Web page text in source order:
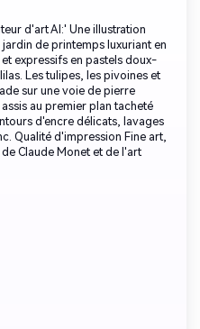
d'art AI:' Une illustration
de printemps luxuriant en
expressifs en pastels doux-
Les tulipes, les pivoines et
sur une voie de pierre
au premier plan tacheté
d'encre délicats, lavages
Qualité d'impression Fine art,
Claude Monet et de l'art